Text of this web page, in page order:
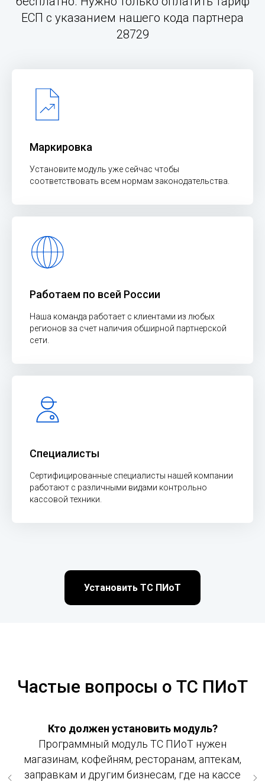
ЕСП с указанием нашего кода партнера
28729
Маркировка
Установите модуль уже сейчас чтобы
соответствовать всем нормам законодательства.
Работаем по всей России
Наша команда работает с клиентами из любых
регионов за счет наличия обширной партнерской
сети.
Специалисты
Сертифицированные специалисты нашей компании
работают с различными видами контрольно
кассовой техники.
Установить ТС ПИоТ
Частые вопросы о ТС ПИоТ
Кто должен установить модуль?
Программный модуль ТС ПИоТ нужен
магазинам, кофейням, ресторанам, аптекам,
заправкам и другим бизнесам, где на кассе